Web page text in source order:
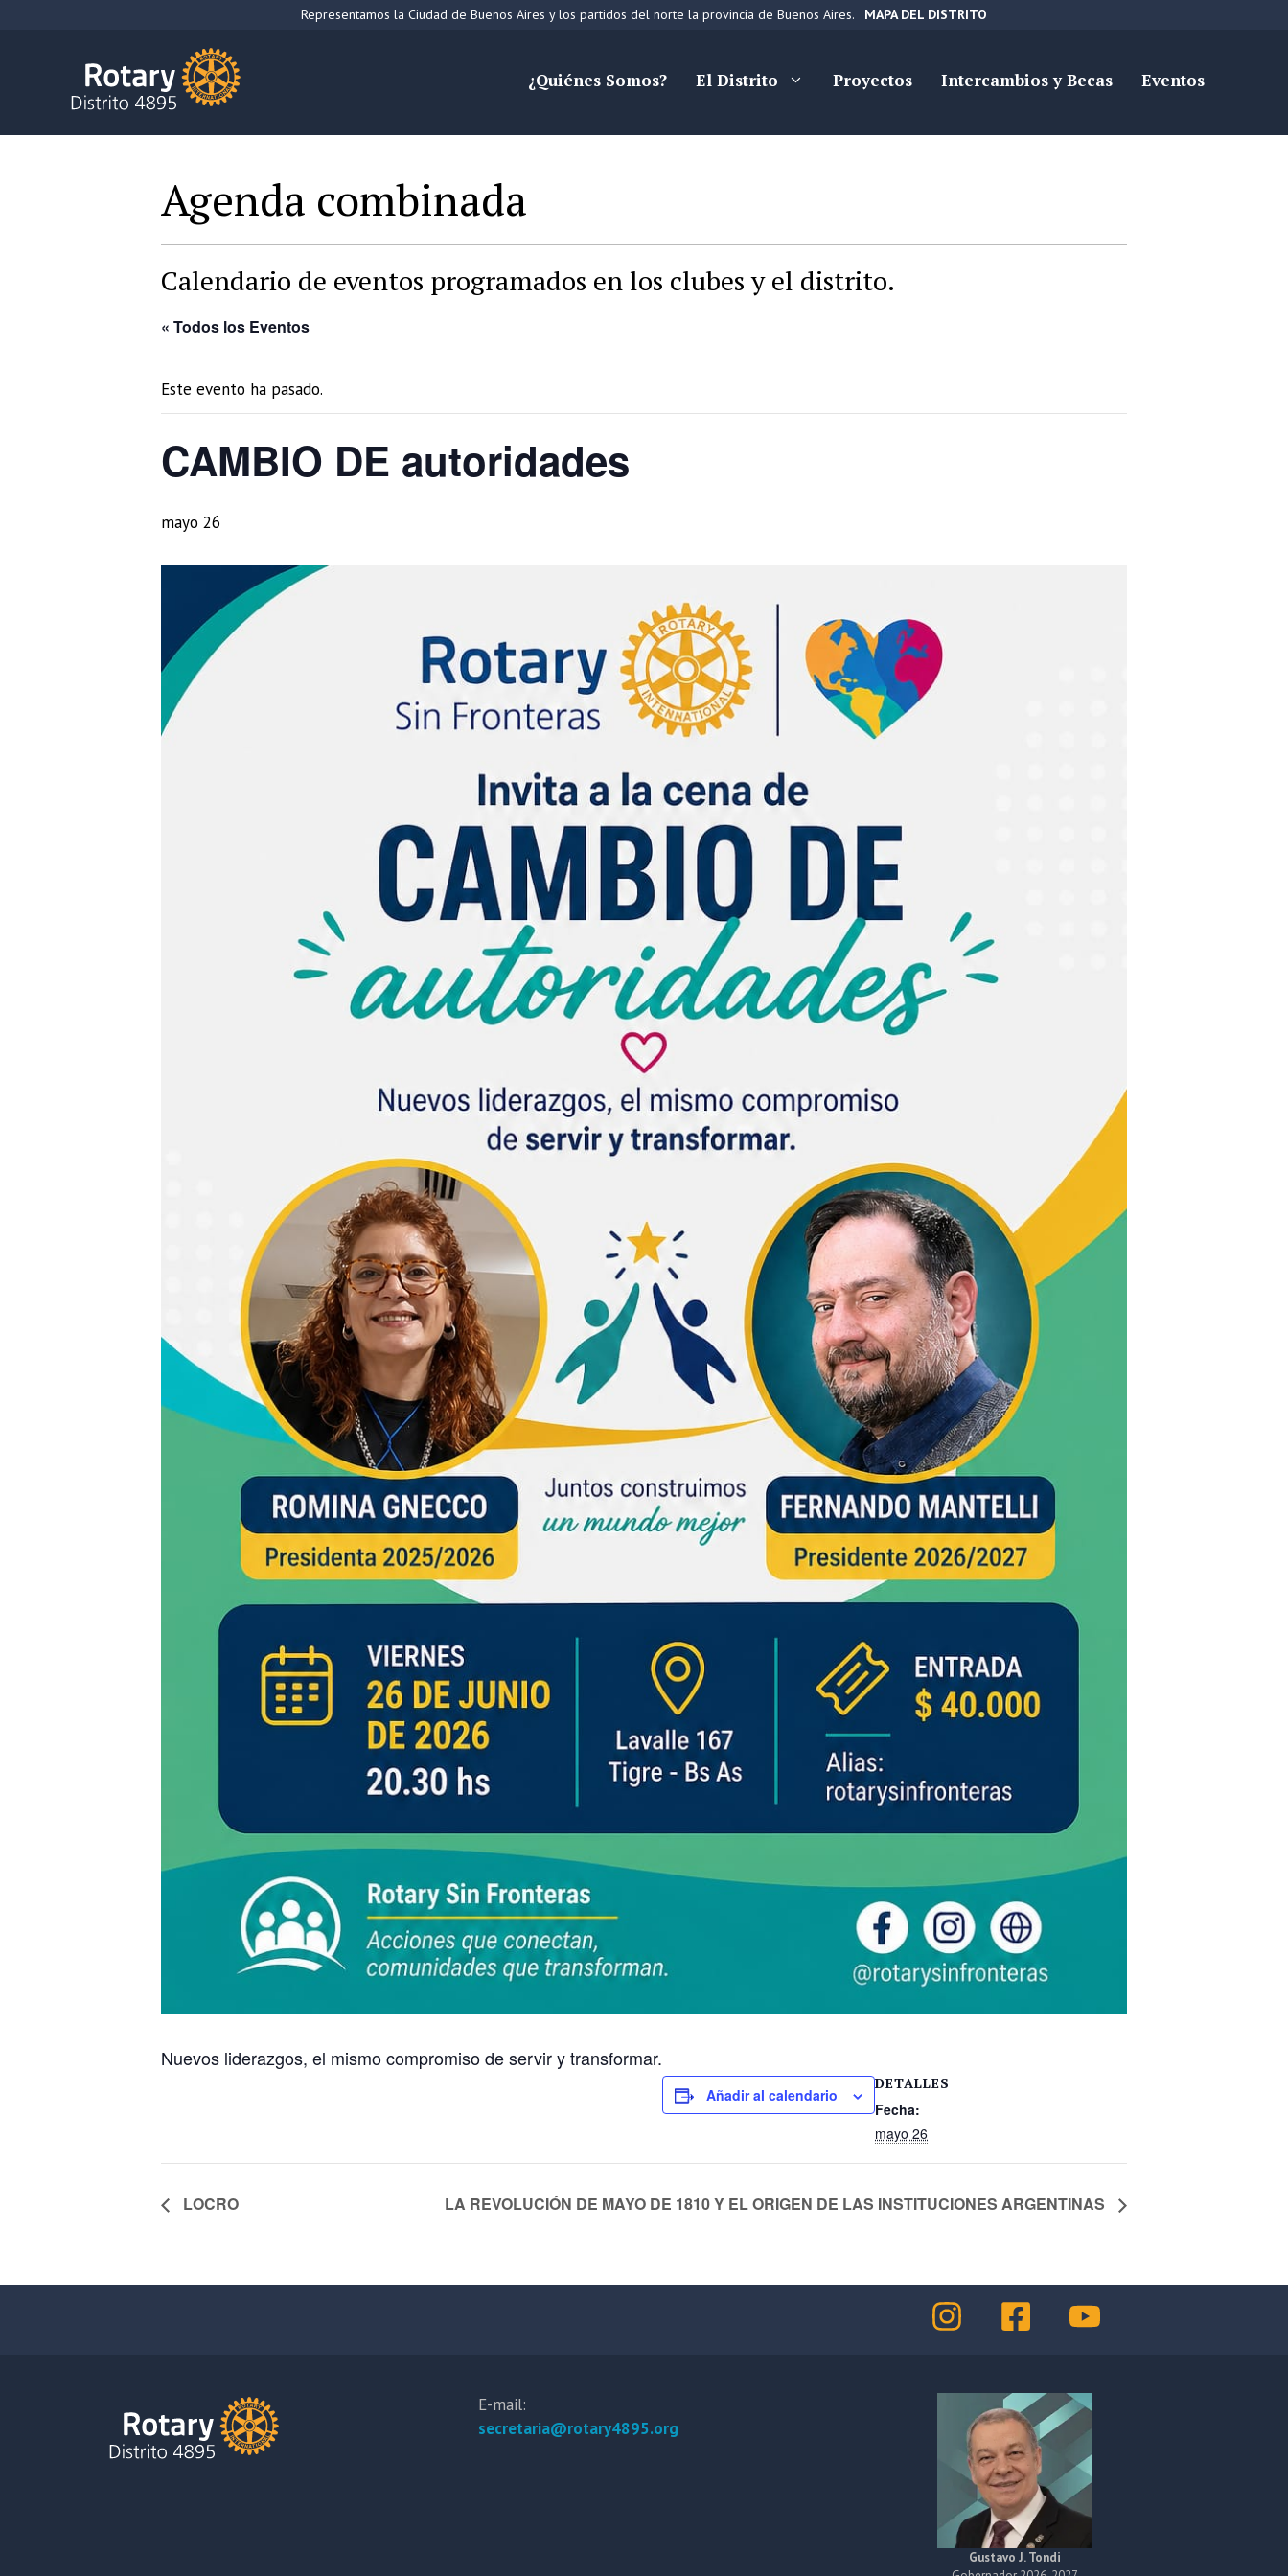
Representamos la Ciudad de Buenos Aires y los partidos del norte la provincia de Buenos Aires. MAPA DEL DISTRITO
¿Quiénes Somos? El Distrito Proyectos Intercambios y Becas Eventos
Agenda combinada
Calendario de eventos programados en los clubes y el distrito.
« Todos los Eventos
Este evento ha pasado.
CAMBIO DE autoridades
mayo 26
Nuevos liderazgos, el mismo compromiso de servir y transformar.
Añadir al calendario
DETALLES
Fecha:
mayo 26
LOCRO LA REVOLUCIÓN DE MAYO DE 1810 Y EL ORIGEN DE LAS INSTITUCIONES ARGENTINAS
E-mail:
secretaria@rotary4895.org
Gustavo J. Tondi